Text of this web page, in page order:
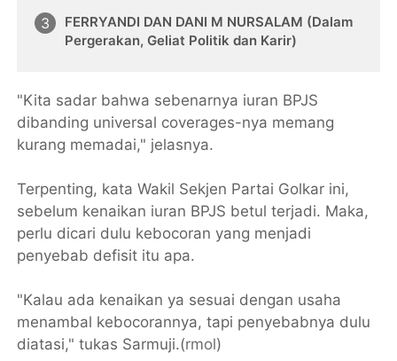
FERRYANDI DAN DANI M NURSALAM (Dalam
Pergerakan, Geliat Politik dan Karir)
"Kita sadar bahwa sebenarnya iuran BPJS
dibanding universal coverages-nya memang
kurang memadai," jelasnya.
Terpenting, kata Wakil Sekjen Partai Golkar ini,
sebelum kenaikan iuran BPJS betul terjadi. Maka,
perlu dicari dulu kebocoran yang menjadi
penyebab defisit itu apa.
"Kalau ada kenaikan ya sesuai dengan usaha
menambal kebocorannya, tapi penyebabnya dulu
diatasi," tukas Sarmuji.(rmol)